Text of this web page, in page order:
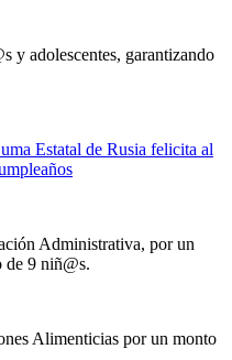
y adolescentes, garantizando
Estatal de Rusia felicita al
Administrativa, por un
de 9 niñ@s.
Alimenticias por un monto